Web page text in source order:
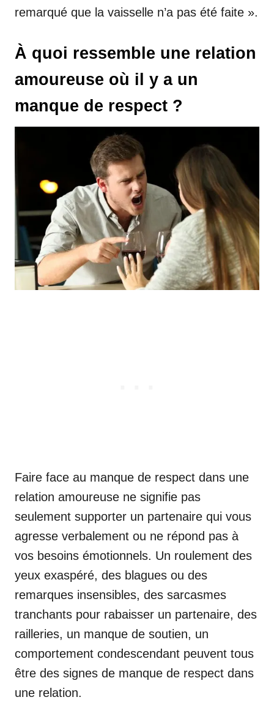
remarqué que la vaisselle n’a pas été faite ».
À quoi ressemble une relation
amoureuse où il y a un
manque de respect ?
Faire face au manque de respect dans une
relation amoureuse ne signifie pas
seulement supporter un partenaire qui vous
agresse verbalement ou ne répond pas à
vos besoins émotionnels. Un roulement des
yeux exaspéré, des blagues ou des
remarques insensibles, des sarcasmes
tranchants pour rabaisser un partenaire, des
railleries, un manque de soutien, un
comportement condescendant peuvent tous
être des signes de manque de respect dans
une relation.